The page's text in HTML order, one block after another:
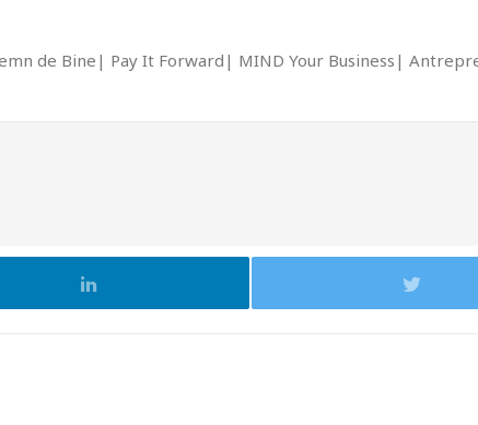
de Bine Pay It Forward MIND Your Business